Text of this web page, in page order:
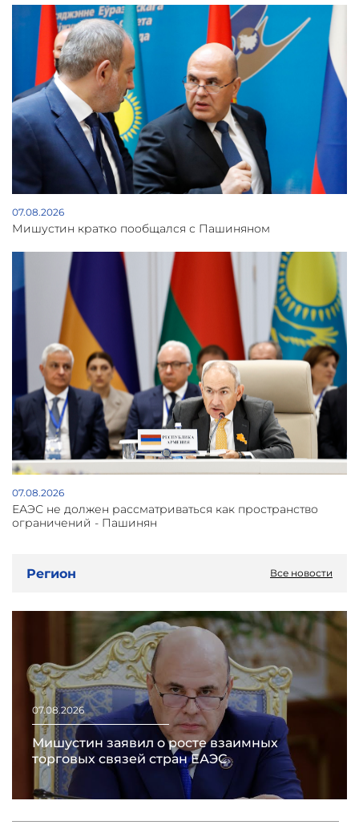
07.08.2026
Мишустин кратко пообщался с Пашиняном
07.08.2026
ЕАЭС не должен рассматриваться как пространство
ограничений - Пашинян
Регион Все новости
07.08.2026
Мишустин заявил о росте взаимных
торговых связей стран ЕАЭС